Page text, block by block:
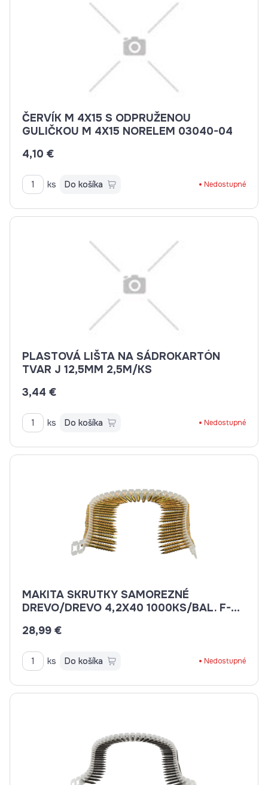
ČERVÍK M 4X15 S ODPRUŽENOU
GULIČKOU M 4X15 NORELEM 03040-04
4,10 €
ks Do košíka Nedostupné
PLASTOVÁ LIŠTA NA SÁDROKARTÓN
TVAR J 12,5MM 2,5M/KS
3,44 €
ks Do košíka Nedostupné
MAKITA SKRUTKY SAMOREZNÉ
DREVO/DREVO 4,2X40 1000KS/BAL. F-
28,99 €
ks Do košíka Nedostupné